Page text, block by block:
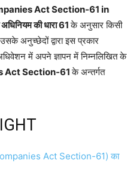
Act Section-61 in
की धारा 61के अनुसार किसी
अनुच्छेदों द्वारा इस प्रकार
में अपने ज्ञापन में निम्नलिखित के
Act Section-61के अन्तर्गत
Act Section-61) का